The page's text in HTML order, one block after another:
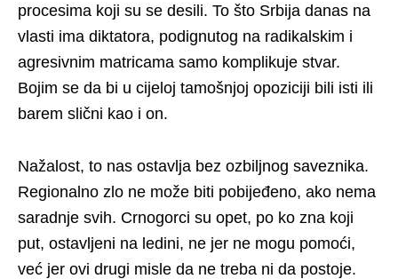
procesima koji su se desili. To što Srbija danas na
vlasti ima diktatora, podignutog na radikalskim i
agresivnim matricama samo komplikuje stvar.
Bojim se da bi u cijeloj tamošnjoj opoziciji bili isti ili
barem slični kao i on.
Nažalost, to nas ostavlja bez ozbiljnog saveznika.
Regionalno zlo ne može biti pobijeđeno, ako nema
saradnje svih. Crnogorci su opet, po ko zna koji
put, ostavljeni na ledini, ne jer ne mogu pomoći,
već jer ovi drugi misle da ne treba ni da postoje.